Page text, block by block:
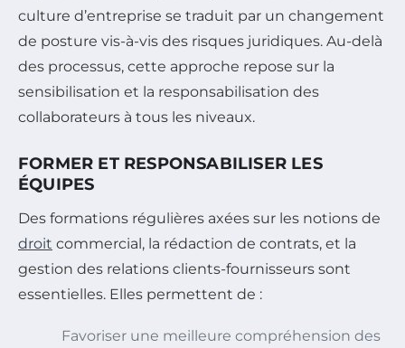
culture d’entreprise se traduit par un changement
de posture vis-à-vis des risques juridiques. Au-delà
des processus, cette approche repose sur la
sensibilisation et la responsabilisation des
collaborateurs à tous les niveaux.
FORMER ET RESPONSABILISER LES
ÉQUIPES
Des formations régulières axées sur les notions de
droit commercial, la rédaction de contrats, et la
gestion des relations clients-fournisseurs sont
essentielles. Elles permettent de :
Favoriser une meilleure compréhension des